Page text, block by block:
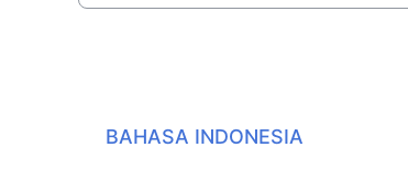
BAHASA INDONESIA